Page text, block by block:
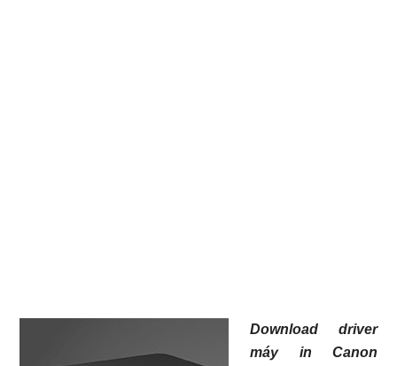
Download driver
máy in Canon